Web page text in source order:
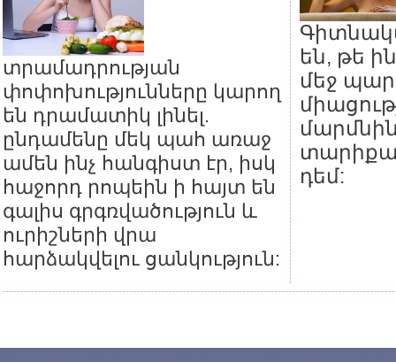
տրամադրության
փոփոխությունները կարող
են դրամատիկ լինել.
ընդամենը մեկ պահ առաջ
ամեն ինչ հանգիստ էր, իսկ
հաջորդ րոպեին ի հայտ են
գալիս գրգռվածություն և
ուրիշների վրա
հարձակվելու ցանկություն:
են, թե
մեջ
դեմ: